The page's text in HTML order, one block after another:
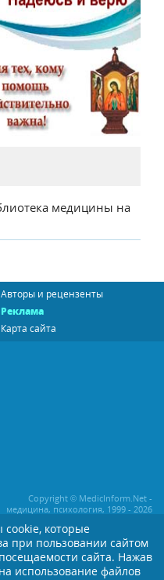
медицины на
Авторы и рецензенты
Реклама
Карта сайта
Copyright © MedicInform.Net -
медицина, психология, 1999 - 2026
нашего сайта строго
допускается при наличии
на MedicInform.Net
cookie, которые
при пользовании сайтом
сайта. Нажав
использование файлов